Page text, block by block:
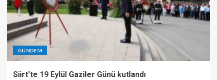
GÜNDEM
Siirt’te 19 Eylül Gaziler Günü kutlandı